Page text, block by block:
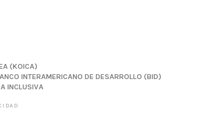
(KOICA)
INTERAMERICANO DE DESARROLLO (BID)
INCLUSIVA